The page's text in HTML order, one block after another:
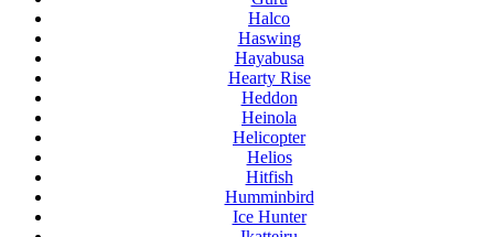
Halco
Haswing
Hayabusa
Hearty Rise
Heddon
Heinola
Helicopter
Helios
Hitfish
Humminbird
Ice Hunter